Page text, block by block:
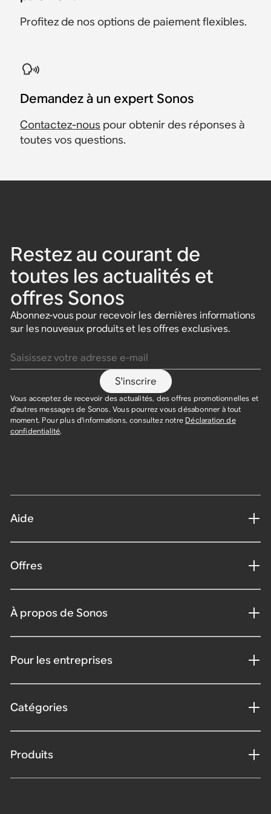
Profitez de nos options de paiement flexibles.
Demandez à un expert Sonos
Contactez-nous pour obtenir des réponses à
toutes vos questions.
Restez au courant de
toutes les actualités et
offres Sonos
Abonnez-vous pour recevoir les dernières informations
sur les nouveaux produits et les offres exclusives.
S'inscrire
Vous acceptez de recevoir des actualités, des offres promotionnelles et
d'autres messages de Sonos. Vous pourrez vous désabonner à tout
moment. Pour plus d'informations, consultez notre Déclaration de
confidentialité.
Aide
Offres
À propos de Sonos
Pour les entreprises
Catégories
Produits